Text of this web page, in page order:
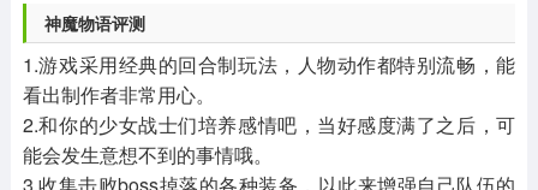
神魔物语评测
1.游戏采用经典的回合制玩法，人物动作都特别流畅，能
看出制作者非常用心。
2.和你的少女战士们培养感情吧，当好感度满了之后，可
能会发生意想不到的事情哦。